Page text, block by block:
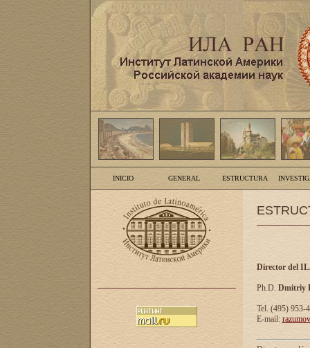
INICIO GENERAL ESTRUCTURA
Director del
Ph.D. Dmitriy
Tel. (495) 953-
E-mail: